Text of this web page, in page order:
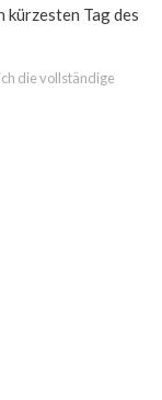
kürzesten Tag des
die vollständige